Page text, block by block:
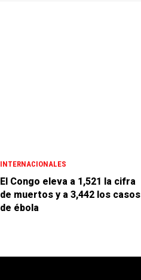
INTERNACIONALES
El Congo eleva a 1,521 la cifra
de muertos y a 3,442 los casos
de ébola